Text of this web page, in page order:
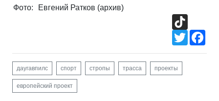
Фото:
Евгений Ратков (архив)
Twitter
даугавпилс спорт стропы трасса проекты
европейский проект